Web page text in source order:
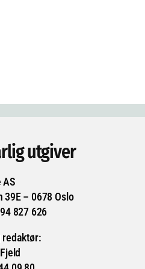
utgiver
AS
39E – 0678 Oslo
827 626